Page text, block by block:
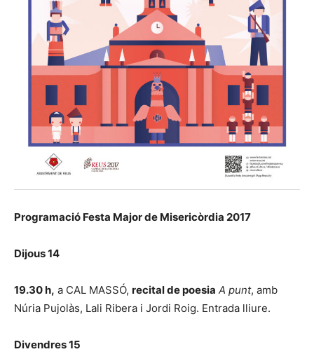
Programació Festa Major de Misericòrdia 2017
Dijous 14
19.30 h, a CAL MASSÓ, recital de poesia A punt, amb
Núria Pujolàs, Lali Ribera i Jordi Roig. Entrada lliure.
Divendres 15